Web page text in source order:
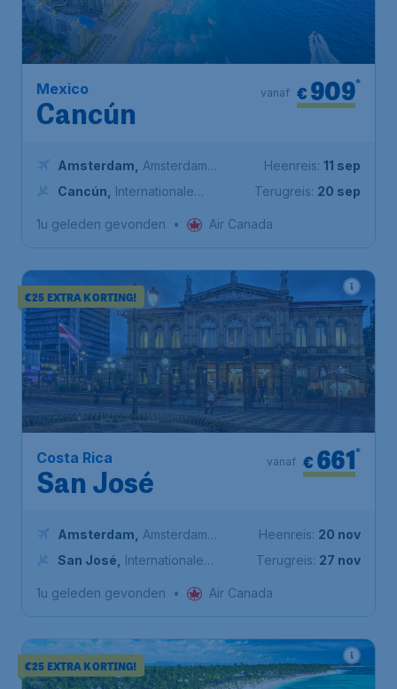
Mexico
Cancún
€ 909*
vanaf
Amsterdam
Amsterdam
Airport Schiphol
Cancún
Internationale
Heenreis: 11 sep
Terugreis: 20 sep
1u geleden gevonden • Air Canada
€25 EXTRA KORTING!
Costa Rica
San José
€ 661*
vanaf
Amsterdam
Amsterdam
Airport Schiphol
San José
Internationale
Heenreis: 20 nov
Terugreis: 27 nov
1u geleden gevonden • Air Canada
€25 EXTRA KORTING!